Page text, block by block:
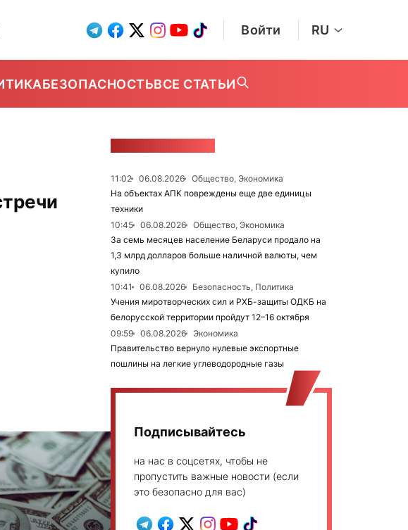
Войти RU
БЕЗОПАСНОСТЬВСЕ СТАТЬИ
11:02 06.08.2026
Общество, Экономика
На объектах АПК повреждены еще две единицы
техники
10:45
06.08.2026
Общество, Экономика
За семь месяцев население Беларуси продало на
1,3 млрд долларов больше наличной валюты, чем
купило
10:41
06.08.2026
Безопасность, Политика
Учения миротворческих сил и РХБ-защиты ОДКБ на
белорусской территории пройдут 12–16 октября
09:59
06.08.2026
Экономика
Правительство вернуло нулевые экспортные
пошлины на легкие углеводородные газы
Подписывайтесь
на нас в соцсетях, чтобы не
пропустить важные новости (если
это безопасно для вас)